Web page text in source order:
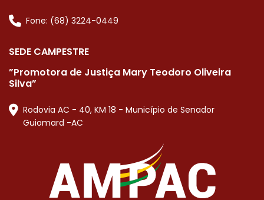
Fone: (68) 3224-0449
SEDE CAMPESTRE
”Promotora de Justiça Mary Teodoro Oliveira
Silva”
Rodovia AC - 40, KM 18 - Município de Senador
Guiomard -AC